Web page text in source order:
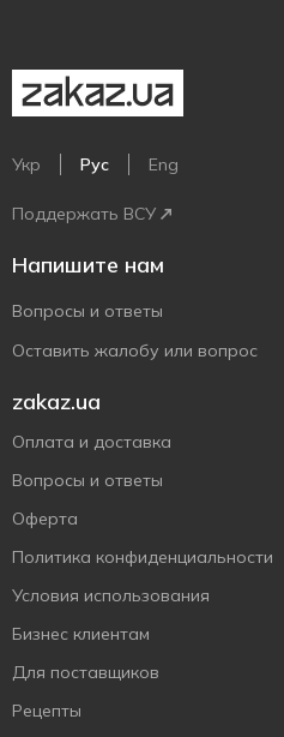
Укр Рус Eng
Поддержать ВСУ
Напишите нам
Вопросы и ответы
Оставить жалобу или вопрос
zakaz.ua
Оплата и доставка
Вопросы и ответы
Оферта
Политика конфиденциальности
Условия использования
Бизнес клиентам
Для поставщиков
Рецепты